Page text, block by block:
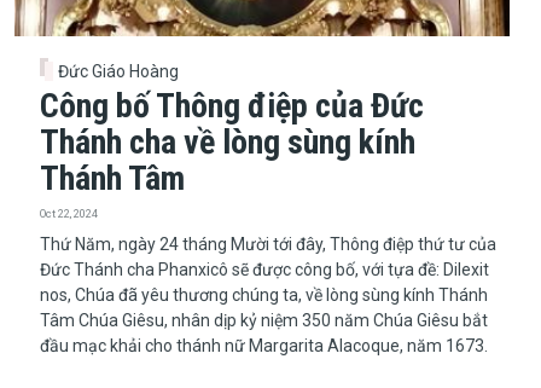
Đức Giáo Hoàng
Công bố Thông điệp của Đức
Thánh cha về lòng sùng kính
Thánh Tâm
Oct 22, 2024
​​​​​​​Thứ Năm, ngày 24 tháng Mười tới đây, Thông điệp thứ tư của
Đức Thánh cha Phanxicô sẽ được công bố, với tựa đề: Dilexit
nos, Chúa đã yêu thương chúng ta, về lòng sùng kính Thánh
Tâm Chúa Giêsu, nhân dịp kỷ niệm 350 năm Chúa Giêsu bắt
đầu mạc khải cho thánh nữ Margarita Alacoque, năm 1673.